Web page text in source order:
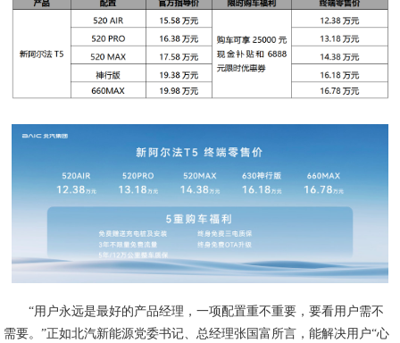
“用户永远是最好的产品经理，一项配置重不重要，要看用户需不
需要。”正如北汽新能源党委书记、总经理张国富所言，能解决用户“心